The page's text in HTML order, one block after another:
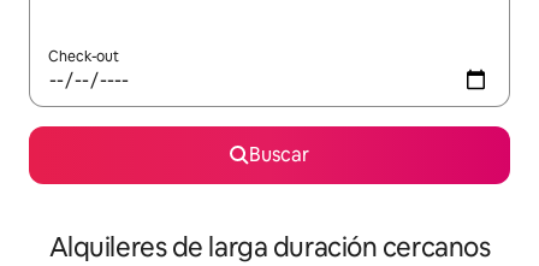
Check-out
Buscar
Alquileres de larga duración cercanos